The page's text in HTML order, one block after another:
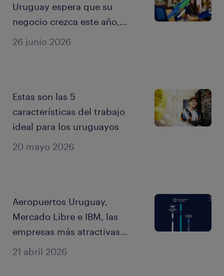
26 junio 2026
Uruguay espera que su
negocio crezca este año,
pero solo el 41% del talento
20 mayo 2026
Estas son las 5
características del trabajo
ideal para los uruguayos
21 abril 2026
Aeropuertos Uruguay,
Mercado Libre e IBM, las
empresas más atractivas
para trabajar en Uruguay en